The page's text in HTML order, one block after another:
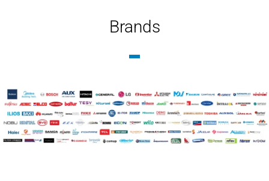
ΕΊΔΟΣ
Μεσαίων θερμοκρασιών
ΕΊΔΟΣ
ΤΕΧΝΟΛΟΓΊΑ
Ψύξη-Θέρμανση με
δυνατότητα ΖΝΧ
Brands